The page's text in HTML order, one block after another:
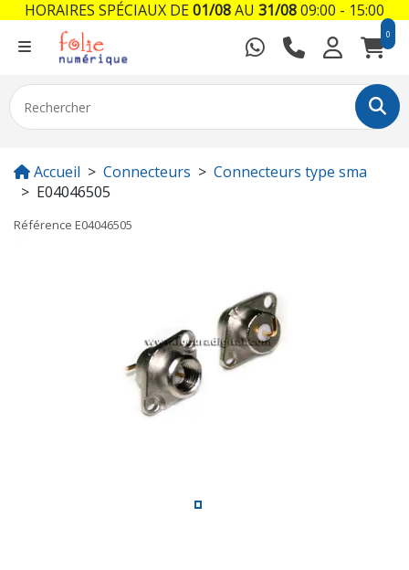
0
Accueil Connecteurs
Connecteurs type sma
E04046505
Référence E04046505
HORAIRES SPÉCIAUX DE01/08AU 31/0809:00 - 15:00